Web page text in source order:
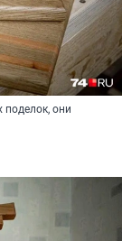
поделок, они